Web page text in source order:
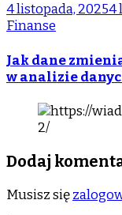
4 listopada, 20254
Finanse
Jak dane
w analizie
Dodaj
Musisz się